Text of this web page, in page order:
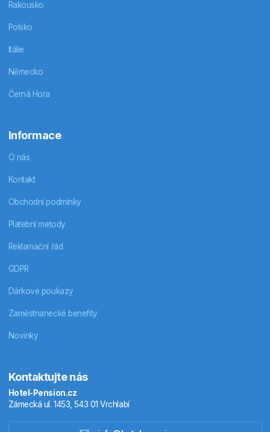
Rakousko
Polsko
Itálie
Německo
Černá Hora
Informace
O nás
Kontakt
Obchodní podmínky
Platební metody
Reklamační řád
GDPR
Dárkové poukazy
Zaměstnanecké benefity
Novinky
Kontaktujte nás
Hotel-Pension.cz
Zámecká ul. 1453, 543 01 Vrchlabí